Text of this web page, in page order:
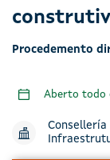
Procedemento
Aberto todo
Consellería